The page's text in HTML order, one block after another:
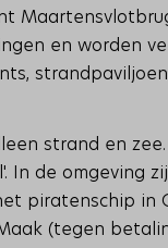
en worden
strand en
In de omgeving
piratenschip in
(tegen